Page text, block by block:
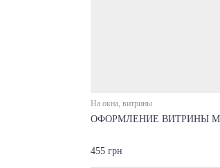
На окна, витрины
ОФОРМЛЕНИЕ ВИТРИНЫ
455 грн